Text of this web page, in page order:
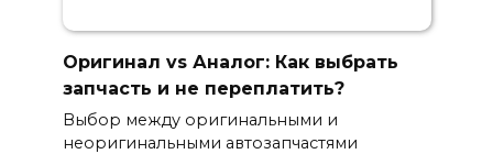
Оригинал vs Аналог: Как выбрать
запчасть и не переплатить?
Выбор между оригинальными и
неоригинальными автозапчастями